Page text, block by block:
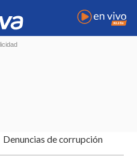
Denuncias de corrupción